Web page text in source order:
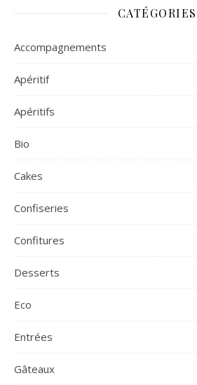
CATÉGORIES
Accompagnements
Apéritif
Apéritifs
Bio
Cakes
Confiseries
Confitures
Desserts
Eco
Entrées
Gâteaux